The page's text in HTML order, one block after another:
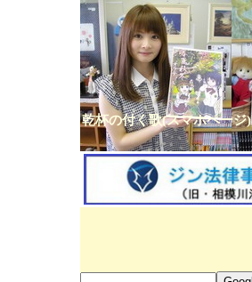
乾杯の付く歌(スマホページ)